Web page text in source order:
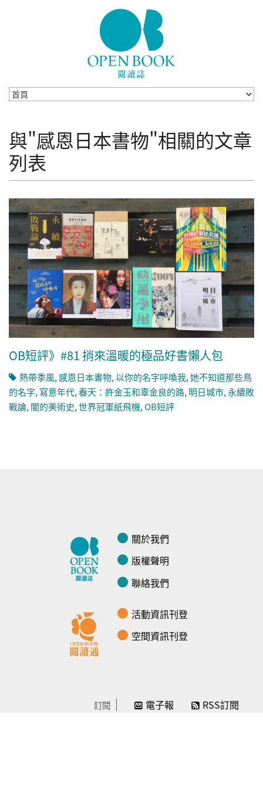
與"感恩日本書物"相關的文章
列表
OB短評》#81 捎來溫暖的極品好書懶人包
熱帶季風,感恩日本書物,以你的名字呼喚我,她不知道那些鳥
的名字,寫意年代,春天：許金玉和辜金良的路,明日城市,永續敗
戰論,闇的美術史,世界冠軍紙飛機,OB短評
關於我們
版權聲明
聯絡我們
活動資訊刊登
空間資訊刊登
訂閱 電子報 RSS訂閱